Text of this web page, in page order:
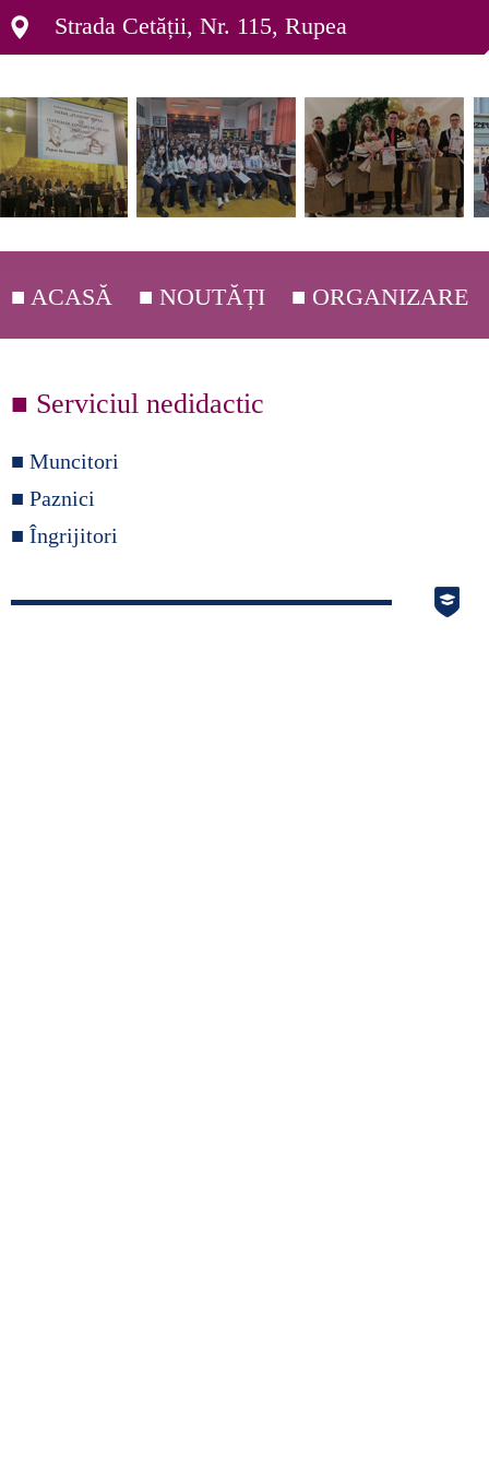
Strada Cetății, Nr. 115, Rupea
■ ACASĂ ■ NOUTĂȚI ■ ORGANIZARE
■ LEGISLAȚIE ▸
■ Serviciul nedidactic
■ Muncitori
■ Paznici
■ Îngrijitori